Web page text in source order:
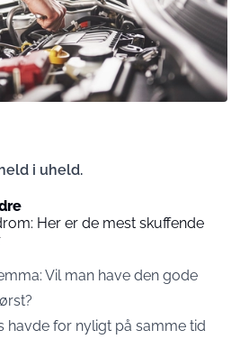
i uheld.
Her er de mest skuffende
Vil man have den gode
havde for nyligt på samme tid